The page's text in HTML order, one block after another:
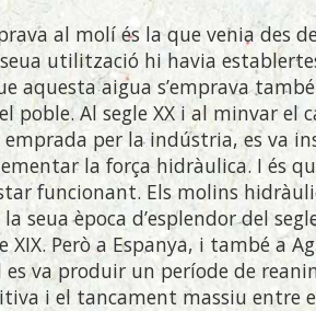
al molí és la que venia des
seua utilització hi havia
aquesta aigua s’emprava
poble. Al segle XX i al minvar el
per la indústria, es va
la força hidràulica. I és
funcionant. Els molins
seua època d’esplendor del
XIX. Però a Espanya, i també a
es va produir un període de
i el tancament massiu entre